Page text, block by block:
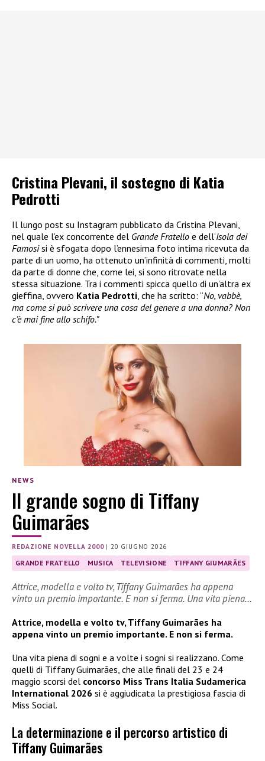
Cristina Plevani, il sostegno di Katia
Pedrotti
Il lungo post su Instagram pubblicato da Cristina Plevani,
nel quale l’ex concorrente del Grande Fratello e dell’Isola dei
Famosisi è sfogata dopo l’ennesima foto intima ricevuta da
parte di un uomo, ha ottenuto un’infinità di commenti, molti
da parte di donne che, come lei, si sono ritrovate nella
stessa situazione. Tra i commenti spicca quello di un’altra ex
gieffina, ovvero Katia Pedrotti, che ha scritto: “No, vabbè,
ma come si può scrivere una cosa del genere a una donna? Non
c’è mai fine allo schifo.”
NEWS
Il grande sogno di Tiffany
Guimarães
REDAZIONE NOVELLA 2000|20 GIUGNO 2026
GRANDE FRATELLO MUSICA TELEVISIONE TIFFANY GIUMARÃES
Attrice, modella e volto tv, Tiffany Guimarães ha appena
vinto un premio importante. E non si ferma. Una vita piena…
Attrice, modella e volto tv, Tiffany Guimarães ha
appena vinto un premio importante. E non si ferma.
Una vita piena di sogni e a volte i sogni si realizzano. Come
quelli di Tiffany Guimarães, che alle finali del 23 e 24
maggio scorsi del concorso Miss Trans Italia Sudamerica
International 2026 si è aggiudicata la prestigiosa fascia di
Miss Social.
La determinazione e il percorso artistico di
Tiffany Guimarães